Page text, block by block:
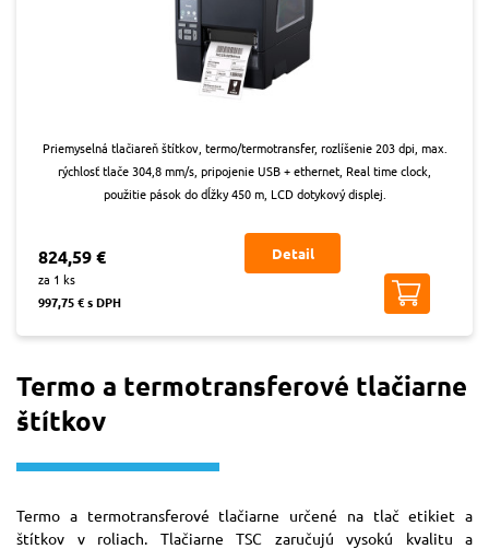
Priemyselná tlačiareň štítkov, termo/termotransfer, rozlíšenie 203 dpi, max.
rýchlosť tlače 304,8 mm/s, pripojenie USB + ethernet, Real time clock,
použitie pások do dĺžky 450 m, LCD dotykový displej.
824,59 €
za 1 ks
997,75 € s DPH
Detail
Termo a termotransferové tlačiarne
štítkov
Termo a termotransferové tlačiarne určené na tlač etikiet a
štítkov v roliach. Tlačiarne TSC zaručujú vysokú kvalitu a